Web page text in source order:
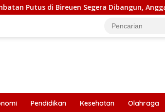
Segera Dibangun, Anggaran Capai 500 M
Pendidikan Kesehatan Olahraga